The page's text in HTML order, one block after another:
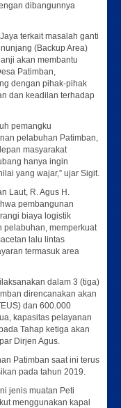
dibangunnya
terkait masalah ganti
(Backup Area)
akan membantu
Patimban,
dengan pihak-pihak
dan keadilan terhadap
pemangku
pelabuhan Patimban,
masyarakat
hanya ingin
yang wajar,” ujar Sigit.
Laut, R. Agus H.
pembangunan
biaya logistik
pelabuhan, memperkuat
lalu lintas
termasuk area
dalam 3 (tiga)
direncanakan akan
dan 600.000
kapasitas pelayanan
Tahap ketiga akan
Dirjen Agus.
Patimban saat ini terus
pada tahun 2019.
jenis muatan Peti
menggunakan kapal